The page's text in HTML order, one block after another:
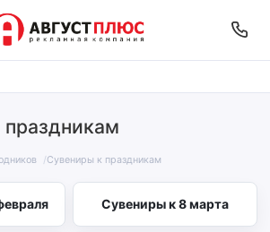
Сувениры к праздникам
Сувениры к 8 марта